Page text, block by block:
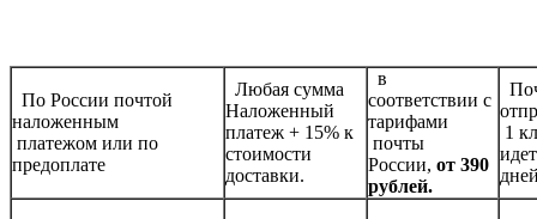
По России почтой
наложенным
платежом или по
предоплате
Любая сумма
Наложенный
платеж + 15% к
стоимости
доставки.
в
соответствии с
тарифами
почты
России, от 390
рублей.
1